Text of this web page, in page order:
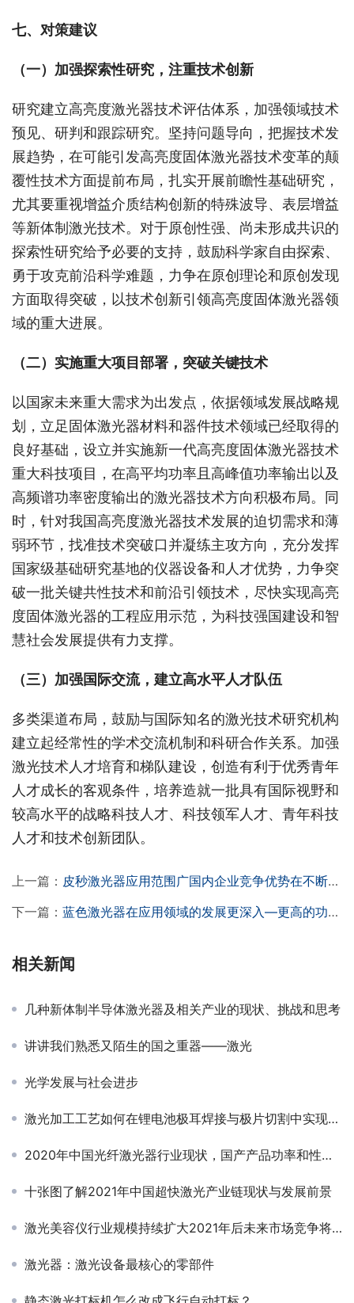
七、对策建议
（一）加强探索性研究，注重技术创新
研究建立高亮度激光器技术评估体系，加强领域技术
预见、研判和跟踪研究。坚持问题导向，把握技术发
展趋势，在可能引发高亮度固体激光器技术变革的颠
覆性技术方面提前布局，扎实开展前瞻性基础研究，
尤其要重视增益介质结构创新的特殊波导、表层增益
等新体制激光技术。对于原创性强、尚未形成共识的
探索性研究给予必要的支持，鼓励科学家自由探索、
勇于攻克前沿科学难题，力争在原创理论和原创发现
方面取得突破，以技术创新引领高亮度固体激光器领
域的重大进展。
（二）实施重大项目部署，突破关键技术
以国家未来重大需求为出发点，依据领域发展战略规
划，立足固体激光器材料和器件技术领域已经取得的
良好基础，设立并实施新一代高亮度固体激光器技术
重大科技项目，在高平均功率且高峰值功率输出以及
高频谱功率密度输出的激光器技术方向积极布局。同
时，针对我国高亮度激光器技术发展的迫切需求和薄
弱环节，找准技术突破口并凝练主攻方向，充分发挥
国家级基础研究基地的仪器设备和人才优势，力争突
破一批关键共性技术和前沿引领技术，尽快实现高亮
度固体激光器的工程应用示范，为科技强国建设和智
慧社会发展提供有力支撑。
（三）加强国际交流，建立高水平人才队伍
多类渠道布局，鼓励与国际知名的激光技术研究机构
建立起经常性的学术交流机制和科研合作关系。加强
激光技术人才培育和梯队建设，创造有利于优秀青年
人才成长的客观条件，培养造就一批具有国际视野和
较高水平的战略科技人才、科技领军人才、青年科技
人才和技术创新团队。
上一篇： 皮秒激光器应用范围广国内企业竞争优势在不断增强
下一篇： 蓝色激光器在应用领域的发展更深入—更高的功率和亮度支持新功能
相关新闻
几种新体制半导体激光器及相关产业的现状、挑战和思考
讲讲我们熟悉又陌生的国之重器——激光
光学发展与社会进步
激光加工工艺如何在锂电池极耳焊接与极片切割中实现自动化操作的
2020年中国光纤激光器行业现状，国产产品功率和性能逐步提高
十张图了解2021年中国超快激光产业链现状与发展前景
激光美容仪行业规模持续扩大2021年后未来市场竞争将不断加剧
激光器：激光设备最核心的零部件